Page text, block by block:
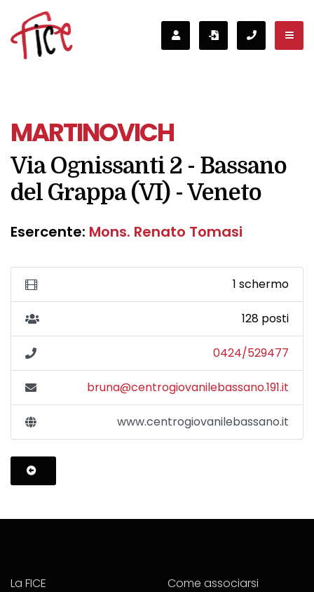
MARTINOVICH
Via Ognissanti 2 - Bassano
del Grappa (VI) - Veneto
Esercente: Mons. Renato Tomasi
1 schermo
128 posti
0424/529477
bruna@centrogiovanilebassano.191.it
www.centrogiovanilebassano.it
La FICE
Come associarsi